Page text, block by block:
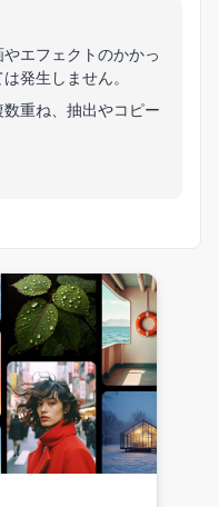
エフェクトのかかっ
発生しません。
重ね、抽出やコピー